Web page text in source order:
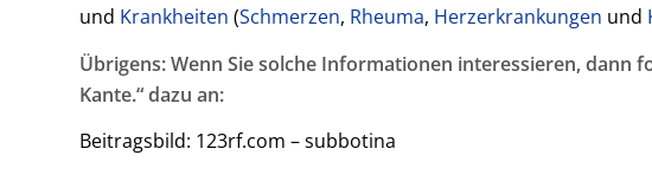
und Krankheiten (Schmerzen, Rheuma, Herzerkrankungen und
Übrigens: Wenn Sie solche Informationen interessieren, dann
Kante.“ dazu an:
Beitragsbild: 123rf.com – subbotina